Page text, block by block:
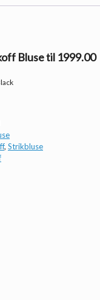
Bluse til 1999.00
, Strikbluse